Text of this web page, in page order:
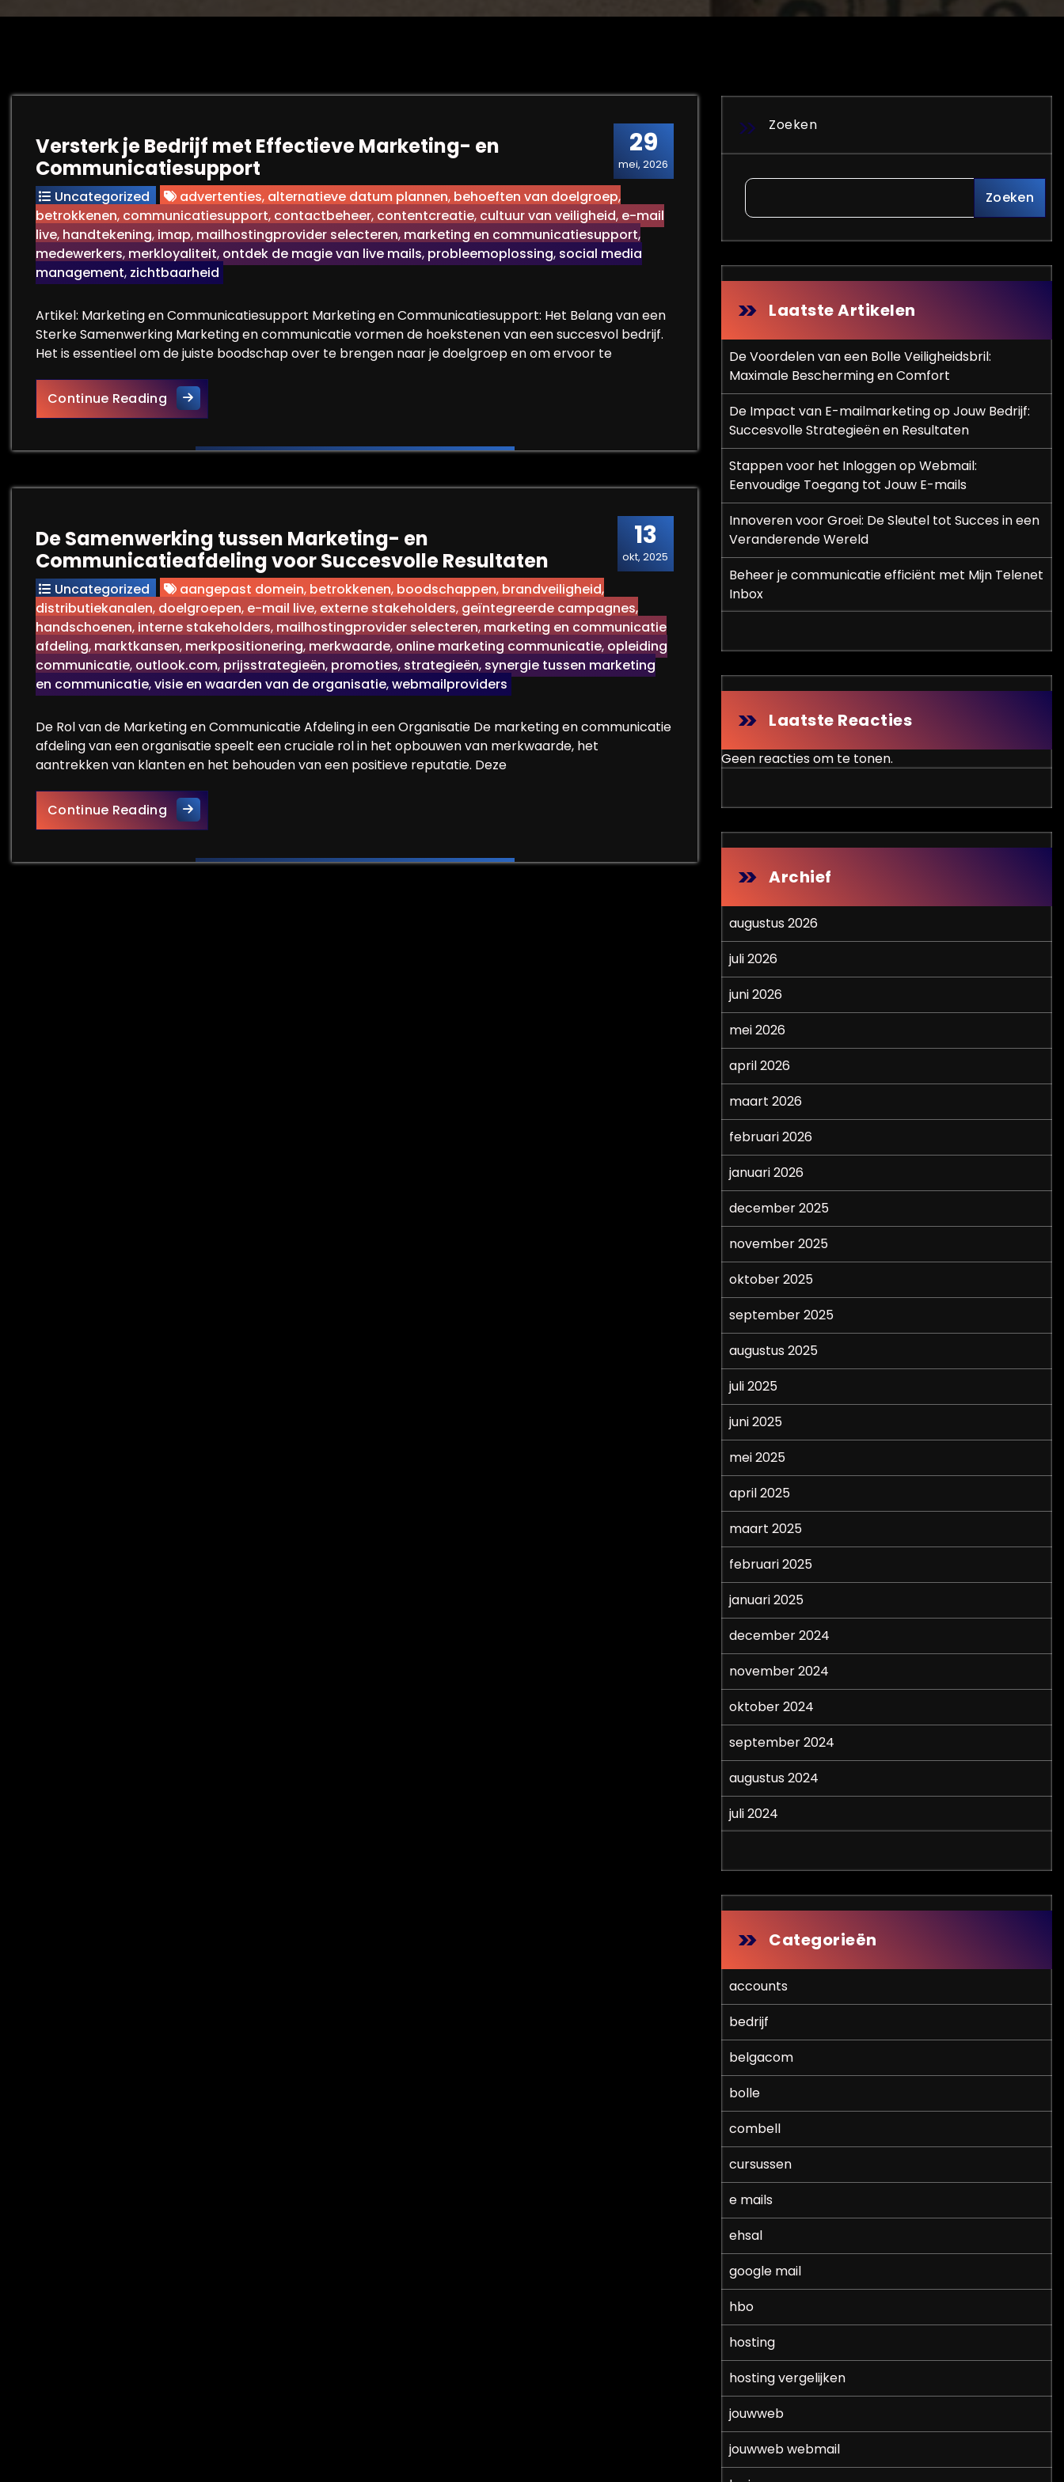
29
mei, 2026
Versterk je Bedrijf met Effectieve Marketing- en
Communicatiesupport
Uncategorized advertenties, alternatieve datum plannen, behoeften van doelgroep,
betrokkenen, communicatiesupport, contactbeheer, contentcreatie, cultuur van veiligheid, e-mail
live, handtekening, imap, mailhostingprovider selecteren, marketing en communicatiesupport,
medewerkers, merkloyaliteit, ontdek de magie van live mails, probleemoplossing, social media
management, zichtbaarheid
Artikel: Marketing en Communicatiesupport Marketing en Communicatiesupport: Het Belang van een
Sterke Samenwerking Marketing en communicatie vormen de hoekstenen van een succesvol bedrijf.
Het is essentieel om de juiste boodschap over te brengen naar je doelgroep en om ervoor te
Continue ReadingVersterk je Bedrijf met Effectieve Marketing- en Communicatiesupport
13
okt, 2025
De Samenwerking tussen Marketing- en
Communicatieafdeling voor Succesvolle Resultaten
Uncategorized aangepast domein, betrokkenen, boodschappen, brandveiligheid,
distributiekanalen, doelgroepen, e-mail live, externe stakeholders, geïntegreerde campagnes,
handschoenen, interne stakeholders, mailhostingprovider selecteren, marketing en communicatie
afdeling, marktkansen, merkpositionering, merkwaarde, online marketing communicatie, opleiding
communicatie, outlook.com, prijsstrategieën, promoties, strategieën, synergie tussen marketing
en communicatie,visie en waarden van de organisatie,webmailproviders
De Rol van de Marketing en Communicatie Afdeling in een Organisatie De marketing en communicatie
afdeling van een organisatie speelt een cruciale rol in het opbouwen van merkwaarde, het
aantrekken van klanten en het behouden van een positieve reputatie. Deze
Continue ReadingDe Samenwerking tussen Marketing- en Communicatieafdeling voor Succesvolle Resultaten
Zoeken
Zoeken
Laatste Artikelen
De Voordelen van een Bolle Veiligheidsbril:
Maximale Bescherming en Comfort
De Impact van E-mailmarketing op Jouw Bedrijf:
Succesvolle Strategieën en Resultaten
Stappen voor het Inloggen op Webmail:
Eenvoudige Toegang tot Jouw E-mails
Innoveren voor Groei: De Sleutel tot Succes in een
Veranderende Wereld
Beheer je communicatie efficiënt met Mijn Telenet
Inbox
Laatste Reacties
Geen reacties om te tonen.
Archief
augustus 2026
juli 2026
juni 2026
mei 2026
april 2026
maart 2026
februari 2026
januari 2026
december 2025
november 2025
oktober 2025
september 2025
augustus 2025
juli 2025
juni 2025
mei 2025
april 2025
maart 2025
februari 2025
januari 2025
december 2024
november 2024
oktober 2024
september 2024
augustus 2024
juli 2024
Categorieën
accounts
bedrijf
belgacom
bolle
combell
cursussen
e mails
ehsal
google mail
hbo
hosting
hosting vergelijken
jouwweb
jouwweb webmail